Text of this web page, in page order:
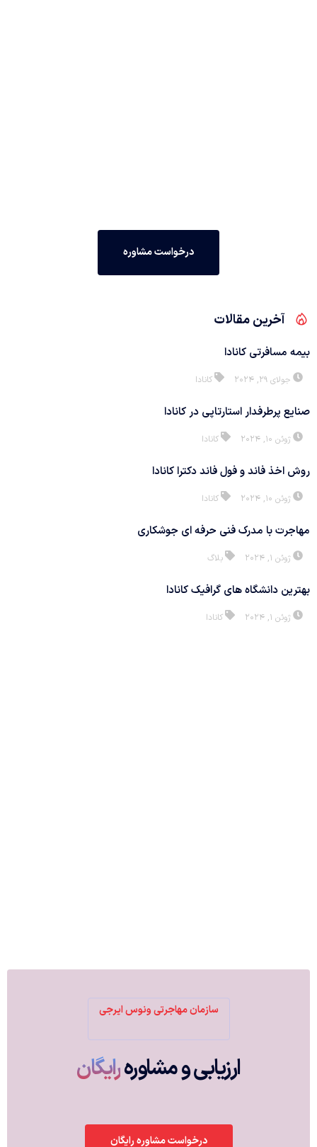
درخواست مشاوره
آخرین مقالات
بیمه مسافرتی کانادا
جولای 29, 2024 کانادا
صنایع پرطرفدار استارتاپی در کانادا
ژوئن 10, 2024 کانادا
روش اخذ فاند و فول فاند دکترا کانادا
ژوئن 10, 2024 کانادا
مهاجرت با مدرک فنی حرفه ای جوشکاری
ژوئن 1, 2024 بلاگ
بهترین دانشگاه های گرافیک کانادا
ژوئن 1, 2024 کانادا
سازمان مهاجرتی ونوس ایرجی
ارزیابی و مشاورهرایگان
درخواست مشاوره رایگان